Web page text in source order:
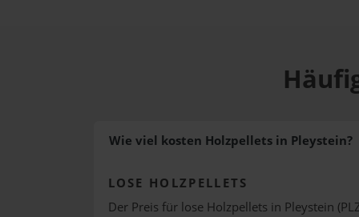
Wie viel kosten Holzpellets in Pleystein?
LOSE HOLZPELLETS
Der Preis für lose Holzpellets in Pleystein